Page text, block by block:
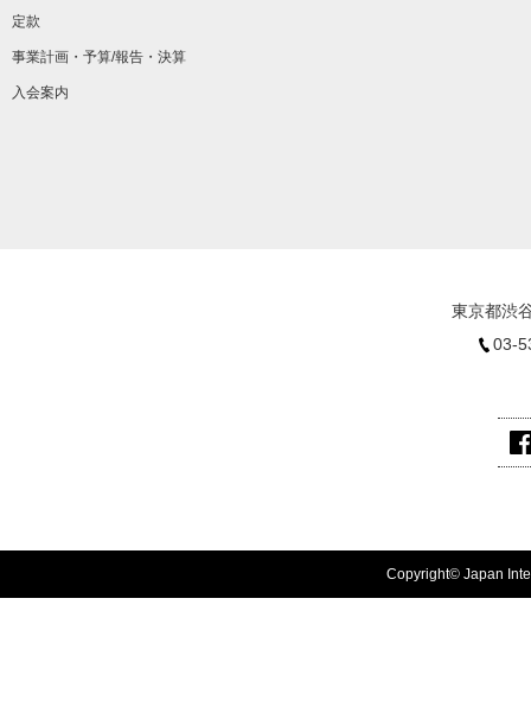
定款
事業計画・予算/報告・決算
入会案内
東京都渋
03-
Copyright© Japan